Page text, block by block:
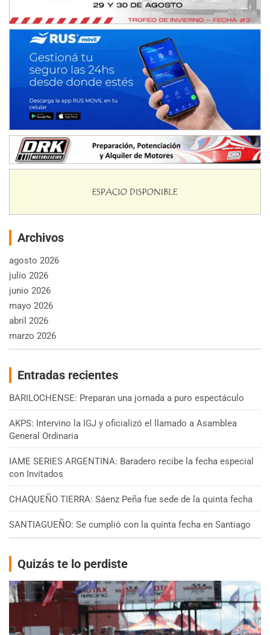
Archivos
agosto 2026
julio 2026
junio 2026
mayo 2026
abril 2026
marzo 2026
Entradas recientes
BARILOCHENSE: Preparan una jornada a puro espectáculo
AKPS: Intervino la IGJ y oficializó el llamado a Asamblea
General Ordinaria
IAME SERIES ARGENTINA: Baradero recibe la fecha especial
con Invitados
CHAQUEÑO TIERRA: Sáenz Peña fue sede de la quinta fecha
SANTIAGUEÑO: Se cumplió con la quinta fecha en Santiago
Quizás te lo perdiste